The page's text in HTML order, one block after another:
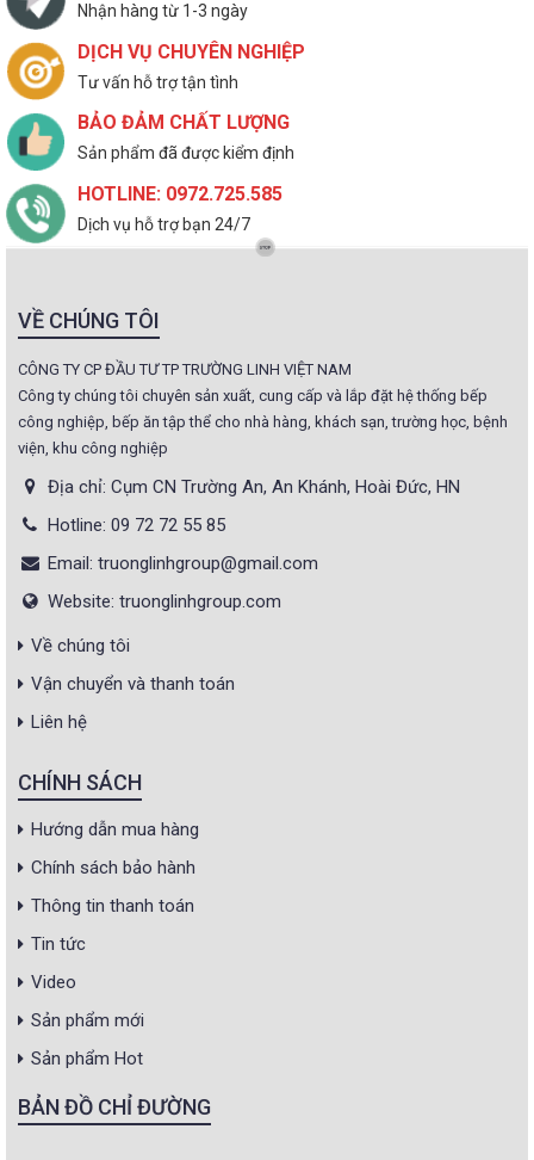
Nhận hàng từ 1-3 ngày
DỊCH VỤ CHUYÊN NGHIỆP
Tư vấn hỗ trợ tận tình
BẢO ĐẢM CHẤT LƯỢNG
Sản phẩm đã được kiểm định
HOTLINE: 0972.725.585
Dịch vụ hỗ trợ bạn 24/7
VỀ CHÚNG TÔI
CÔNG TY CP ĐẦU TƯ TP TRƯỜNG LINH VIỆT NAM
Công ty chúng tôi chuyên sản xuất, cung cấp và lắp đặt hệ thống bếp
công nghiệp, bếp ăn tập thể cho nhà hàng, khách sạn, trường học, bệnh
viện, khu công nghiệp
Địa chỉ: Cụm CN Trường An, An Khánh, Hoài Đức, HN
Hotline: 09 72 72 55 85
Email: truonglinhgroup@gmail.com
Website: truonglinhgroup.com
Về chúng tôi
Vận chuyển và thanh toán
Liên hệ
CHÍNH SÁCH
Hướng dẫn mua hàng
Chính sách bảo hành
Thông tin thanh toán
Tin tức
Video
Sản phẩm mới
Sản phẩm Hot
BẢN ĐỒ CHỈ ĐƯỜNG